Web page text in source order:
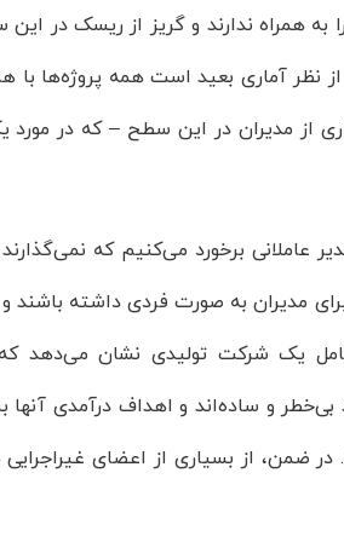
همراه ندارند و گریز از ریسک در
از نظر آماری بعید است همه پروژه‌ها
از مدیران در این سطح – که در
عاملانی برخورد می‌کنیم که
مدیران به صورت فردی داشته
یک شرکت تولیدی نشان می‌دهد
و ساده‌اند و اهداف درآمدی آنها
ضمن، از بسیاری از اعضای